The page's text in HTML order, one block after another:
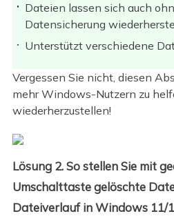
Dateien lassen sich auch
Datensicherung
Unterstützt verschiedene
Vergessen Sie nicht, diesen
mehr Windows-Nutzern zu
wiederherzustellen!
Lösung 2. So stellen Sie mit
Umschalttaste gelöschte
Dateiverlauf in Windows 11/